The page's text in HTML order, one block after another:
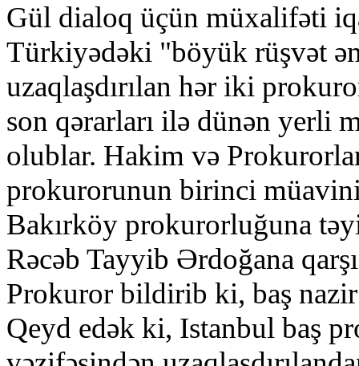
Gül dialoq üçün müxalifəti
Türkiyədəki "böyük rüşvət
uzaqlaşdırılan hər iki
son qərarları ilə dünən yerli
olublar. Hakim və
prokurorunun birinci müavini
Bakırköy prokurorluğuna
Rəcəb Tayyib Ərdoğana
Prokuror bildirib ki, baş nazir
Qeyd edək ki, Istanbul baş